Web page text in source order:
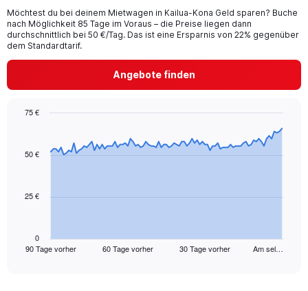
Möchtest du bei deinem Mietwagen in Kailua-Kona Geld sparen? Buche
nach Möglichkeit 85 Tage im Voraus – die Preise liegen dann
durchschnittlich bei 50 €/Tag. Das ist eine Ersparnis von 22% gegenüber
dem Standardtarif.
Angebote finden
data
The
90 Tage vorher 60 Tage vorher 30 Tage vorher Am sel…
0
25 €
50 €
75 €
End